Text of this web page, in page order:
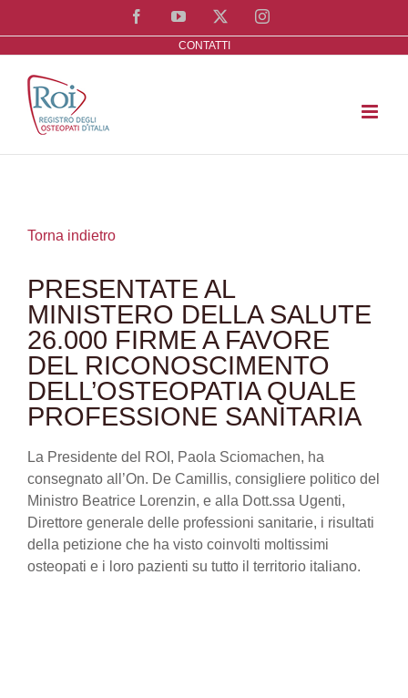
contenuto
FacebookYouTube Instagram
CONTATTI
Torna indietro
PRESENTATE AL
MINISTERO DELLA SALUTE
26.000 FIRME A FAVORE
DEL RICONOSCIMENTO
DELL’OSTEOPATIA QUALE
PROFESSIONE SANITARIA
La Presidente del ROI, Paola Sciomachen, ha
consegnato all’On. De Camillis, consigliere politico del
Ministro Beatrice Lorenzin, e alla Dott.ssa Ugenti,
Direttore generale delle professioni sanitarie, i risultati
della petizione che ha visto coinvolti moltissimi
osteopati e i loro pazienti su tutto il territorio italiano.